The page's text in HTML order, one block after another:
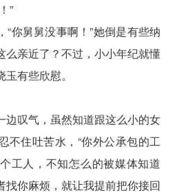
”
“你舅舅没事啊！”她倒是有些纳
么亲近了？不过，小小年纪就懂
有些欣慰。
边叹气，虽然知道跟这么小的女
不住吐苦水，“你外公承包的工
工人，不知怎么的被媒体知道
找你麻烦，就让我提前把你接回